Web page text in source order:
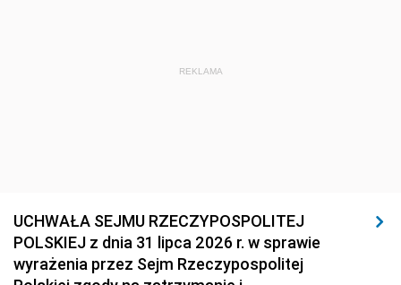
REKLAMA
UCHWAŁA SEJMU RZECZYPOSPOLITEJ
POLSKIEJ z dnia 31 lipca 2026 r. w sprawie
wyrażenia przez Sejm Rzeczypospolitej